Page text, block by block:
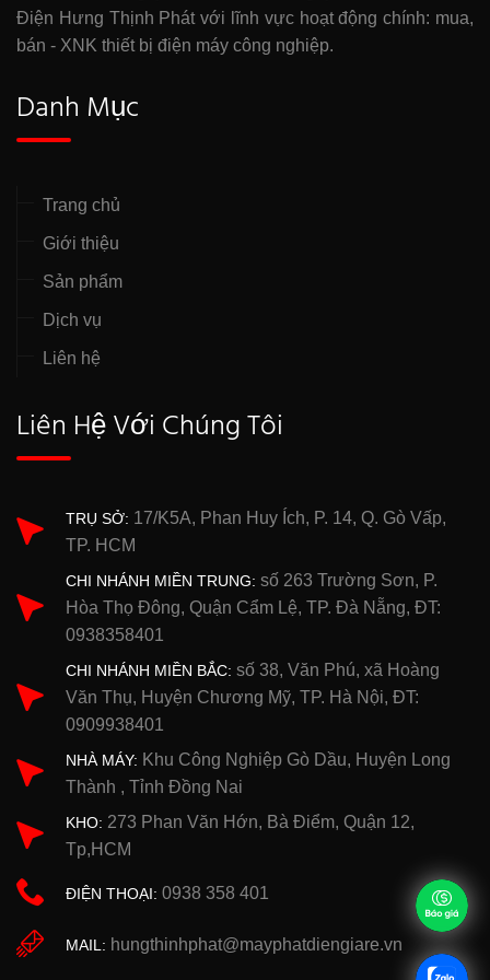
Điện Hưng Thịnh Phát với lĩnh vực hoạt động chính: mua,
bán - XNK thiết bị điện máy công nghiệp.
Danh Mục
Trang chủ
Giới thiệu
Sản phẩm
Dịch vụ
Liên hệ
Liên Hệ Với Chúng Tôi
TRỤ SỞ: 17/K5A, Phan Huy Ích, P. 14, Q. Gò Vấp,
TP. HCM
CHI NHÁNH MIỀN TRUNG: số 263 Trường Sơn, P.
Hòa Thọ Đông, Quận Cẩm Lệ, TP. Đà Nẵng, ĐT:
0938358401
CHI NHÁNH MIỀN BẮC: số 38, Văn Phú, xã Hoàng
Văn Thụ, Huyện Chương Mỹ, TP. Hà Nội, ĐT:
0909938401
NHÀ MÁY: Khu Công Nghiệp Gò Dầu, Huyện Long
Thành , Tỉnh Đồng Nai
KHO: 273 Phan Văn Hớn, Bà Điểm, Quận 12,
Tp,HCM
ĐIỆN THOẠI: 0938 358 401
MAIL: hungthinhphat@mayphatdiengiare.vn